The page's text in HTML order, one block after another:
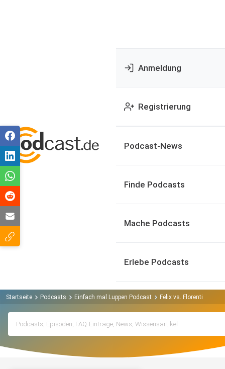
Anmeldung
Registrierung
Podcast-News
Finde Podcasts
Mache Podcasts
Erlebe Podcasts
Startseite Podcasts Einfach mal Luppen Podcast Felix vs. Florentino: